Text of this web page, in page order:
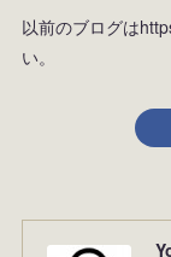
以前のブログは
い。